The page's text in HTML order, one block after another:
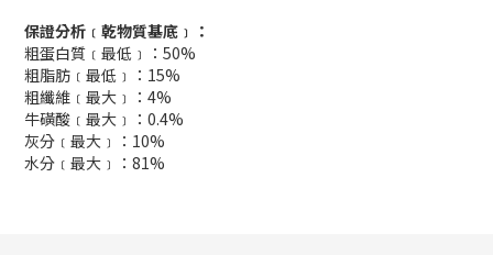
保證分析 ﹝乾物質基底﹞：
粗蛋白質﹝最低﹞：50%
粗脂肪﹝最低﹞：15%
粗纖維﹝最大﹞：4%
牛磺酸﹝最大﹞：0.4%
灰分﹝最大﹞：10%
水分﹝最大﹞：81%